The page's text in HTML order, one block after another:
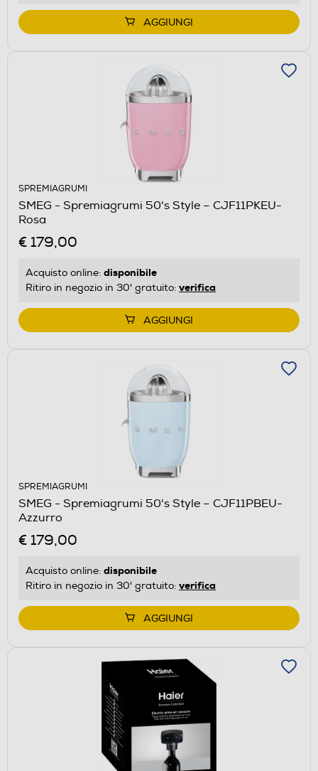
AGGIUNGI
SPREMIAGRUMI
SMEG - Spremiagrumi 50's Style – CJF11PKEU-
Rosa
€ 179,00
Acquisto online: disponibile
Ritiro in negozio in 30' gratuito: verifica
AGGIUNGI
SPREMIAGRUMI
SMEG - Spremiagrumi 50's Style – CJF11PBEU-
Azzurro
€ 179,00
Acquisto online: disponibile
Ritiro in negozio in 30' gratuito: verifica
AGGIUNGI